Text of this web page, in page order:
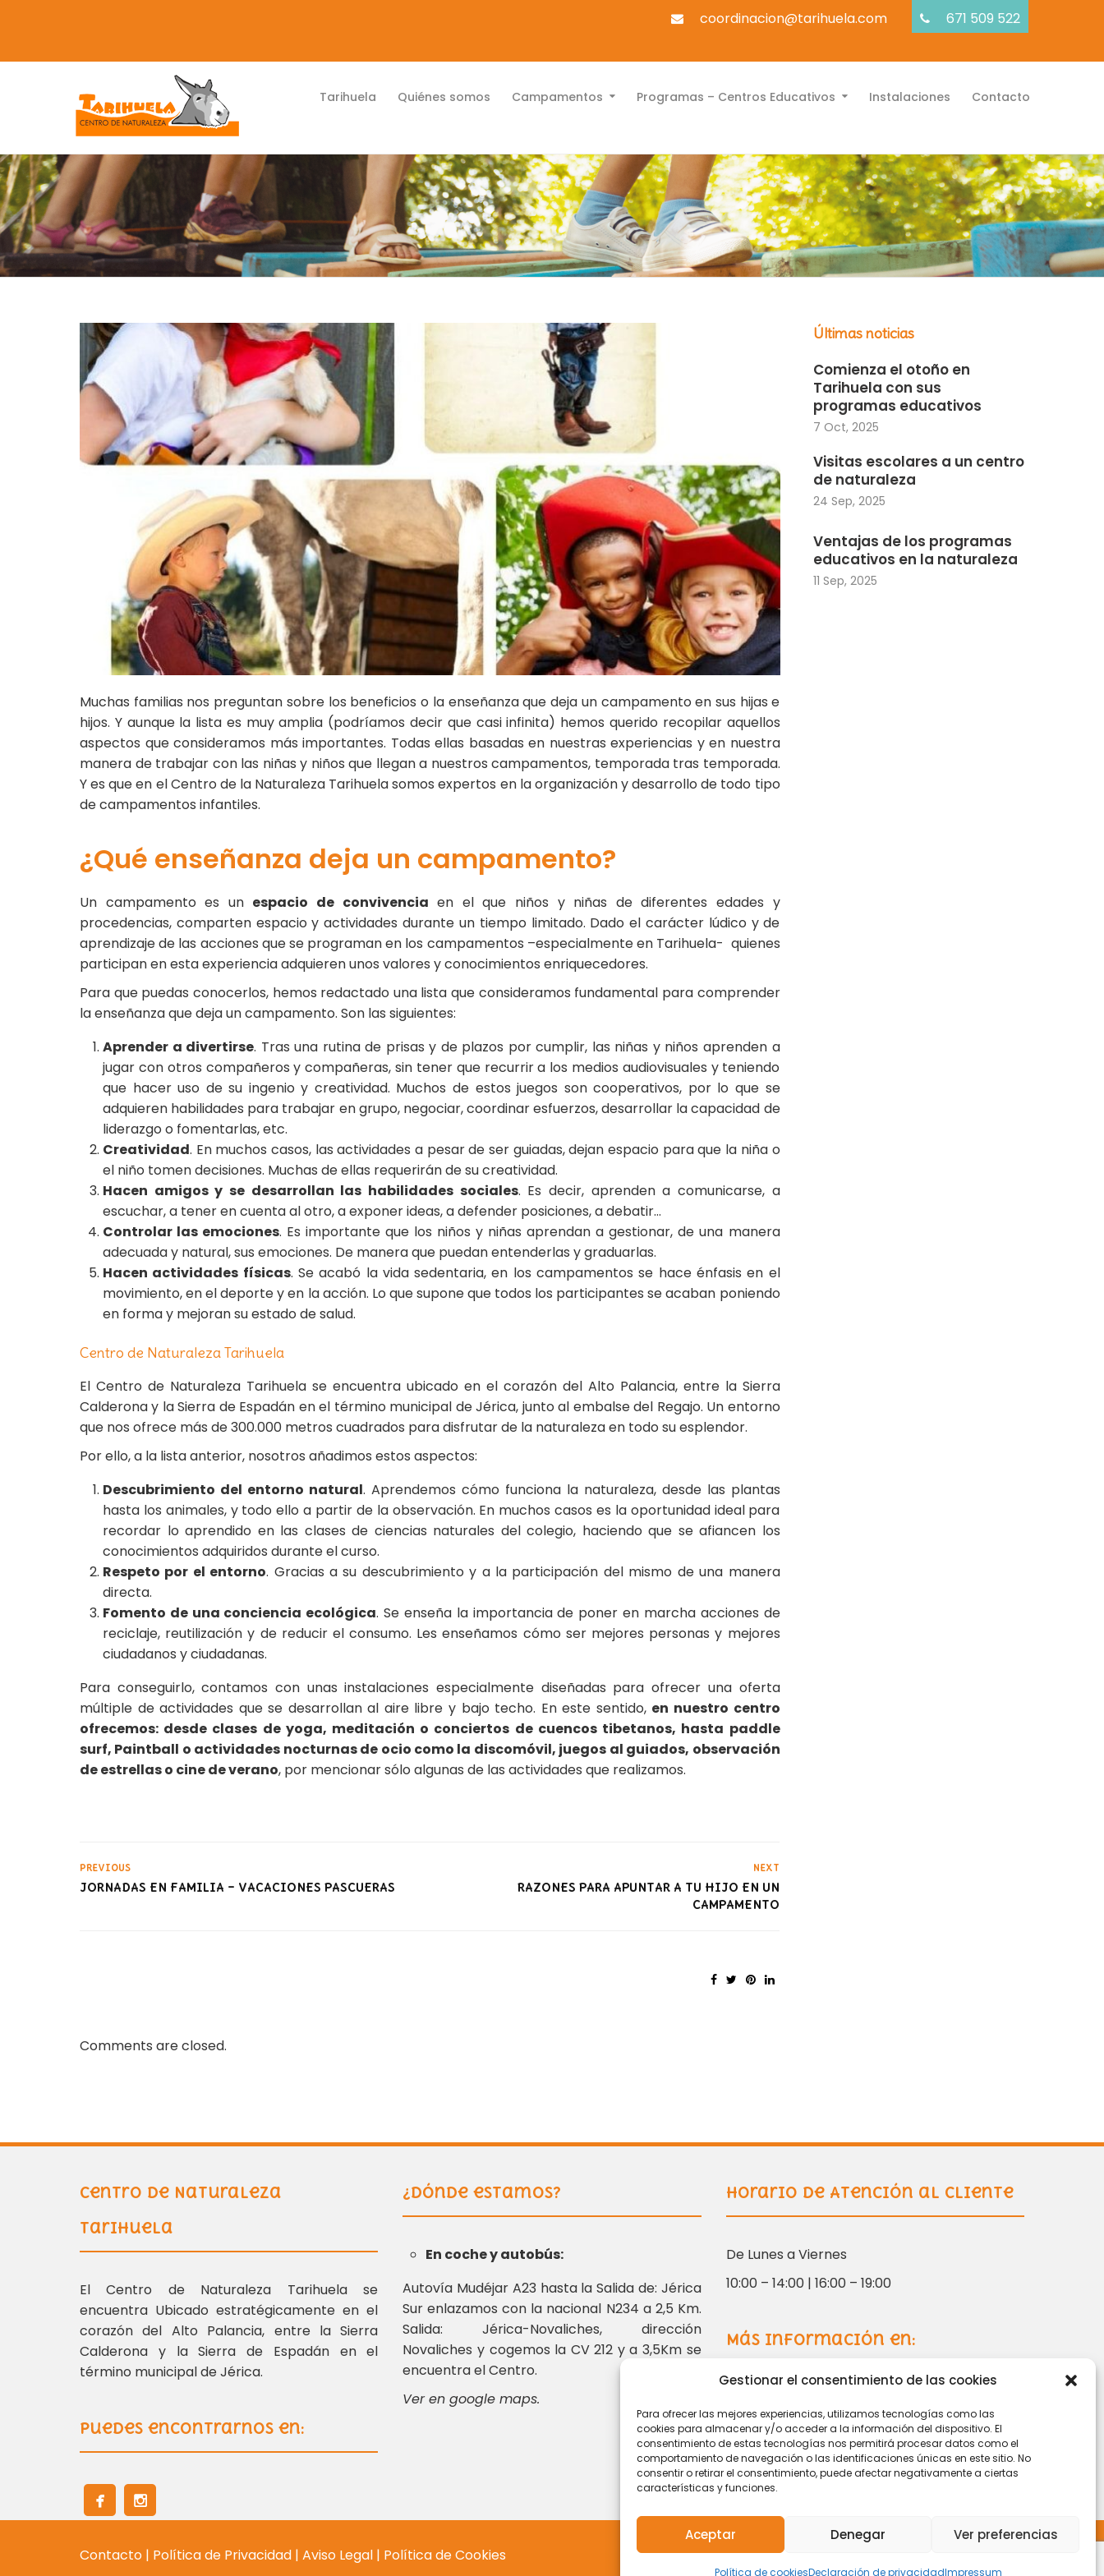
Gestionar el consentimiento de las cookies
Para ofrecer las mejores experiencias, utilizamos tecnologías como las
cookies para almacenar y/o acceder a la información del dispositivo. El
consentimiento de estas tecnologías nos permitirá procesar datos como el
comportamiento de navegación o las identificaciones únicas en este sitio. No
consentir o retirar el consentimiento, puede afectar negativamente a ciertas
características y funciones.
Aceptar Denegar Ver preferencias
Política de cookiesDeclaración de privacidadImpressum
671 509 522
coordinacion@tarihuela.com
Tarihuela Quiénes somos Campamentos Programas – Centros Educativos Instalaciones Contacto
Muchas familias nos preguntan sobre los beneficios o la enseñanza que deja un campamento en sus hijas e
hijos. Y aunque la lista es muy amplia (podríamos decir que casi infinita) hemos querido recopilar aquellos
aspectos que consideramos más importantes. Todas ellas basadas en nuestras experiencias y en nuestra
manera de trabajar con las niñas y niños que llegan a nuestros campamentos, temporada tras temporada.
Y es que en elCentro de la Naturaleza Tarihuelasomos expertos en la organización y desarrollo de todo tipo
de campamentos infantiles.
¿Qué enseñanza deja un campamento?
Un campamento es un espacio de convivencia en el que niños y niñas de diferentes edades y
procedencias, comparten espacio y actividades durante un tiempo limitado. Dado el carácter lúdico y de
aprendizaje de las acciones que se programan en los campamentos –especialmente en Tarihuela- quienes
participan en esta experiencia adquieren unos valores y conocimientos enriquecedores.
Para que puedas conocerlos, hemos redactado una lista que consideramos fundamental para comprender
la enseñanza que deja un campamento. Son las siguientes:
Aprender a divertirse. Tras una rutina de prisas y de plazos por cumplir, las niñas y niños aprenden a
jugar con otros compañeros y compañeras, sin tener que recurrir a los medios audiovisuales y teniendo
que hacer uso de su ingenio y creatividad. Muchos de estos juegos son cooperativos, por lo que se
adquieren habilidades para trabajar en grupo, negociar, coordinar esfuerzos, desarrollar la capacidad de
liderazgo o fomentarlas, etc.
Creatividad. En muchos casos, las actividades a pesar de ser guiadas, dejan espacio para que la niña o
el niño tomen decisiones. Muchas de ellas requerirán de su creatividad.
Hacen amigos y se desarrollan las habilidades sociales. Es decir, aprenden a comunicarse, a
escuchar, a tener en cuenta al otro, a exponer ideas, a defender posiciones, a debatir…
Controlar las emociones. Es importante que los niños y niñas aprendan a gestionar, de una manera
adecuada y natural, sus emociones. De manera que puedan entenderlas y graduarlas.
Hacen actividades físicas. Se acabó la vida sedentaria, en los campamentos se hace énfasis en el
movimiento, en el deporte y en la acción. Lo que supone que todos los participantes se acaban poniendo
en forma y mejoran su estado de salud.
Centro de Naturaleza Tarihuela
El Centro de Naturaleza Tarihuela se encuentra ubicado en el corazón del Alto Palancia, entre la Sierra
Calderona y la Sierra de Espadán en el término municipal de Jérica, junto al embalse del Regajo. Un entorno
que nos ofrece más de 300.000 metros cuadrados para disfrutar de la naturaleza en todo su esplendor.
Por ello, a la lista anterior, nosotros añadimos estos aspectos:
Descubrimiento del entorno natural. Aprendemos cómo funciona la naturaleza, desde las plantas
hasta los animales, y todo ello a partir de la observación. En muchos casos es la oportunidad ideal para
recordar lo aprendido en las clases de ciencias naturales del colegio, haciendo que se afiancen los
conocimientos adquiridos durante el curso.
Respeto por el entorno. Gracias a su descubrimiento y a la participación del mismo de una manera
directa.
Fomento de una conciencia ecológica. Se enseña la importancia de poner en marcha acciones de
reciclaje, reutilización y de reducir el consumo. Les enseñamos cómo ser mejores personas y mejores
ciudadanos y ciudadanas.
Para conseguirlo, contamos con unas instalaciones especialmente diseñadas para ofrecer una oferta
múltiple de actividades que se desarrollan al aire libre y bajo techo. En este sentido, en nuestro centro
ofrecemos: desde clases de yoga, meditación o conciertos de cuencos tibetanos, hasta paddle
surf, Paintball o actividades nocturnas de ocio como la discomóvil, juegos al guiados, observación
de estrellas o cine de verano, por mencionar sólo algunas de las actividades que realizamos.
PREVIOUS
JORNADAS EN FAMILIA – VACACIONES PASCUERAS
NEXT
RAZONES PARA APUNTAR A TU HIJO EN UN
CAMPAMENTO
Comments are closed.
Últimas noticias
Comienza el otoño en
Tarihuela con sus
programas educativos
7 Oct, 2025
Visitas escolares a un centro
de naturaleza
24 Sep, 2025
Ventajas de los programas
educativos en la naturaleza
11 Sep, 2025
Centro de Naturaleza
Tarihuela
El Centro de Naturaleza Tarihuela se
encuentra Ubicado estratégicamente en el
corazón del Alto Palancia, entre la Sierra
Calderona y la Sierra de Espadán en el
término municipal de Jérica.
Puedes encontrarnos en:
¿Dónde estamos?
En coche y autobús:
Autovía Mudéjar A23 hasta la Salida de: Jérica
Sur enlazamos con la nacional N234 a 2,5 Km.
Salida: Jérica-Novaliches, dirección
Novaliches y cogemos la CV 212 y a 3,5Km se
encuentra el Centro.
Ver en google maps.
Horario de Atención al Cliente
De Lunes a Viernes
10:00 – 14:00 | 16:00 – 19:00
Más información en:
671 509 522
Contacto | Política de Privacidad | Aviso Legal | Política de Cookies © 2024 Centro de Naturaleza Tarihuela